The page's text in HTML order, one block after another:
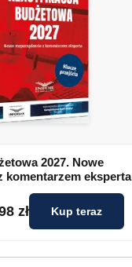
2027. Nowe
komentarzem eksperta
zł Kup teraz